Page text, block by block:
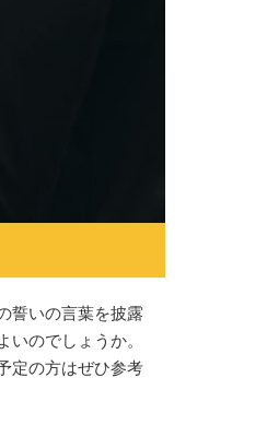
誓いの言葉を披露
のでしょうか。
定の方はぜひ参考